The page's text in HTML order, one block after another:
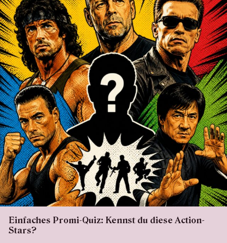
Einfaches Promi-Quiz: Kennst du diese Action-
Stars?